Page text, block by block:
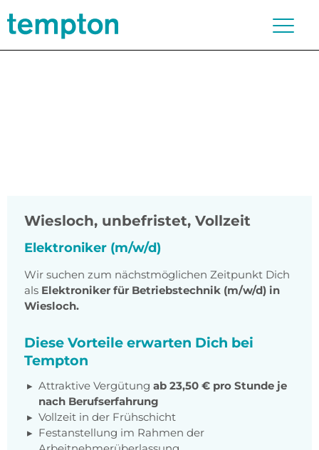
Wiesloch, unbefristet, Vollzeit
Elektroniker (m/w/d)
Wir suchen zum nächstmöglichen Zeitpunkt Dich
als Elektroniker für Betriebstechnik (m/w/d) in
Wiesloch.
Diese Vorteile erwarten Dich bei
Tempton
Attraktive Vergütung ab 23,50 € pro Stunde je
nach Berufserfahrung
Vollzeit in der Frühschicht
Festanstellung im Rahmen der